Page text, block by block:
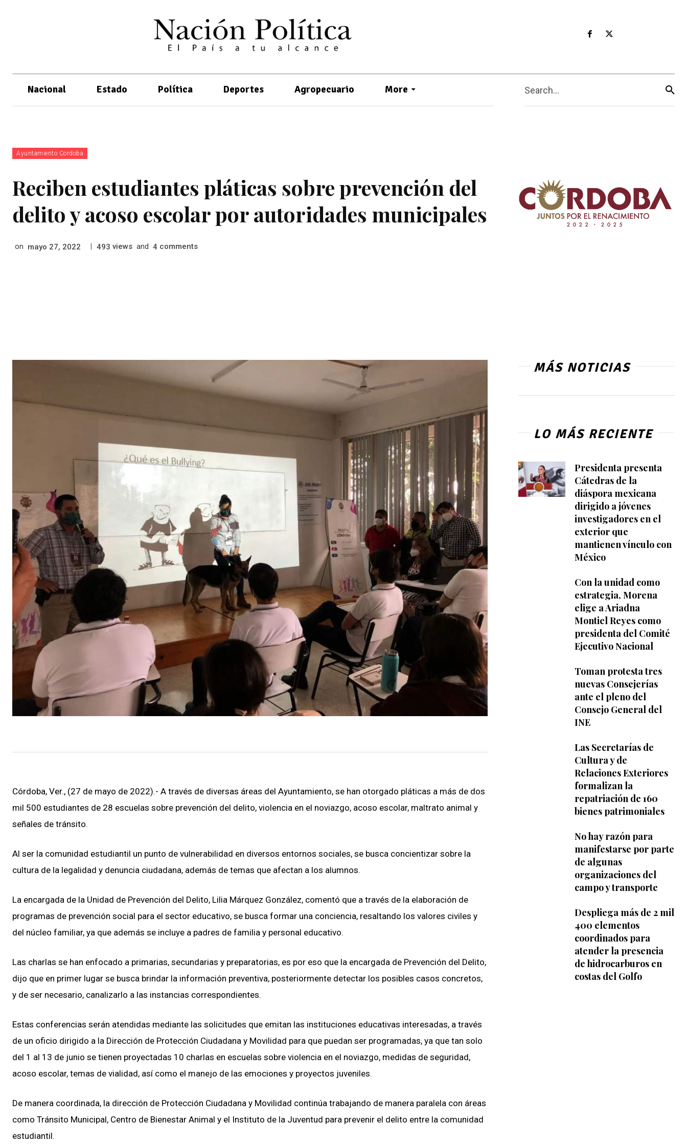
Nacional Estado Política Deportes Agropecuario More Search...
Ayuntamiento Cordoba
Reciben estudiantes pláticas sobre prevención del
delito y acoso escolar por autoridades municipales
on mayo 27, 2022 493 views and 4 comments
Córdoba, Ver., (27 de mayo de 2022).- A través de diversas áreas del Ayuntamiento, se han otorgado pláticas a más de dos
mil 500 estudiantes de 28 escuelas sobre prevención del delito, violencia en el noviazgo, acoso escolar, maltrato animal y
señales de tránsito.
Al ser la comunidad estudiantil un punto de vulnerabilidad en diversos entornos sociales, se busca concientizar sobre la
cultura de la legalidad y denuncia ciudadana, además de temas que afectan a los alumnos.
La encargada de la Unidad de Prevención del Delito, Lilia Márquez González, comentó que a través de la elaboración de
programas de prevención social para el sector educativo, se busca formar una conciencia, resaltando los valores civiles y
del núcleo familiar, ya que además se incluye a padres de familia y personal educativo.
Las charlas se han enfocado a primarias, secundarias y preparatorias, es por eso que la encargada de Prevención del Delito,
dijo que en primer lugar se busca brindar la información preventiva, posteriormente detectar los posibles casos concretos,
y de ser necesario, canalizarlo a las instancias correspondientes.
Estas conferencias serán atendidas mediante las solicitudes que emitan las instituciones educativas interesadas, a través
de un oficio dirigido a la Dirección de Protección Ciudadana y Movilidad para que puedan ser programadas, ya que tan solo
del 1 al 13 de junio se tienen proyectadas 10 charlas en escuelas sobre violencia en el noviazgo, medidas de seguridad,
acoso escolar, temas de vialidad, así como el manejo de las emociones y proyectos juveniles.
De manera coordinada, la dirección de Protección Ciudadana y Movilidad continúa trabajando de manera paralela con áreas
como Tránsito Municipal, Centro de Bienestar Animal y el Instituto de la Juventud para prevenir el delito entre la comunidad
estudiantil.
MÁS NOTICIAS
LO MÁS RECIENTE
Presidenta presenta
Cátedras de la
diáspora mexicana
dirigido a jóvenes
investigadores en el
exterior que
mantienen vínculo con
México
Con la unidad como
estrategia, Morena
elige a Ariadna
Montiel Reyes como
presidenta del Comité
Ejecutivo Nacional
Toman protesta tres
nuevas Consejerías
ante el pleno del
Consejo General del
INE
Las Secretarías de
Cultura y de
Relaciones Exteriores
formalizan la
repatriación de 160
bienes patrimoniales
No hay razón para
manifestarse por parte
de algunas
organizaciones del
campo y transporte
Despliega más de 2 mil
400 elementos
coordinados para
atender la presencia
de hidrocarburos en
costas del Golfo